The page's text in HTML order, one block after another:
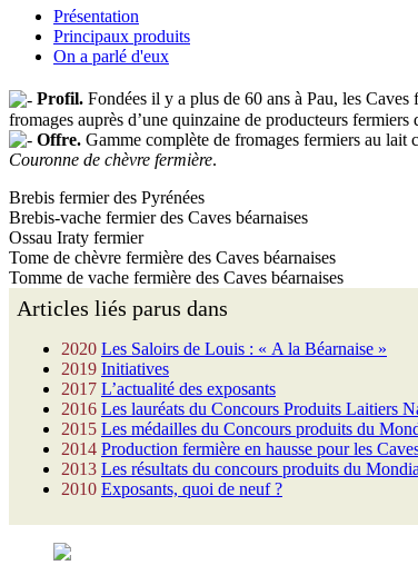
Présentation
Principaux produits
On a parlé d'eux
Profil. Fondées il y a plus de 60 ans à Pau, les
fromages auprès d’une quinzaine de producteurs
Offre. Gamme complète de fromages fermiers au lait
Couronne de chèvre fermière.
Brebis fermier des Pyrénées
Brebis-vache fermier des Caves béarnaises
Ossau Iraty fermier
Tome de chèvre fermière des Caves béarnaises
Tomme de vache fermière des Caves béarnaises
Articles liés parus dans
2020 Les Saloirs de Louis : « A la Béarnaise »
2019 Initiatives
2017 L’actualité des exposants
2016 Les lauréats du Concours Produits Laitiers
2015 Les médailles du Concours produits du
2014 Production fermière en hausse pour les
2013 Les résultats du concours produits du
2010 Exposants, quoi de neuf ?